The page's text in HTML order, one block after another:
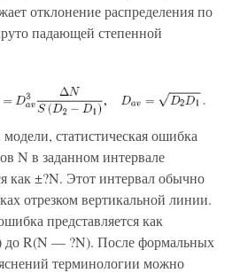
отклонение распределения по
падающей степенной
статистическая ошибка
N в заданном интервале
как ±?N. Этот интервал обычно
отрезком вертикальной линии.
представляется как
до R(N — ?N). После формальных
терминологии можно